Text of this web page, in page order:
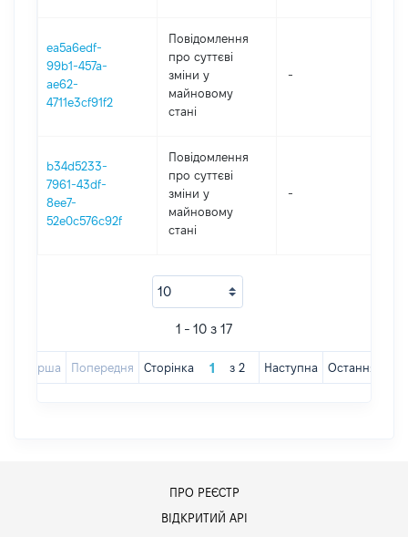
ea5a6edf-
99b1-457a-
ae62-
4711e3cf91f2
Повідомлення
про суттєві
зміни y
майновому
стані
-
b34d5233-
7961-43df-
8ee7-
52e0c576c92f
Повідомлення
про суттєві
зміни y
майновому
стані
-
1 - 10 з 17
Перша Попередня Сторінка з 2 Наступна Остання
ПРО РЕЄСТР
ВІДКРИТИЙ АРІ